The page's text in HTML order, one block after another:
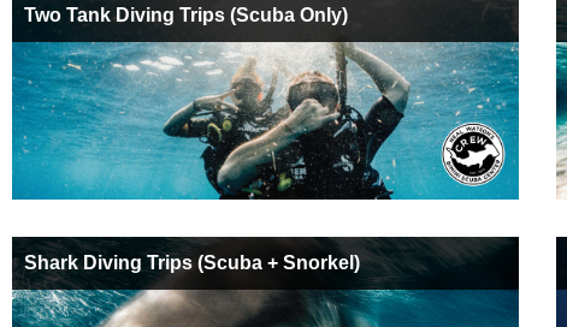
Two Tank Diving Trips (Scuba Only)
Shark Diving Trips (Scuba + Snorkel)